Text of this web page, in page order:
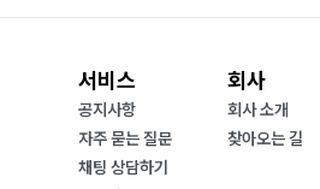
서비스
공지사항
자주 묻는 질문
채팅 상담하기
회사
회사 소개
찾아오는 길